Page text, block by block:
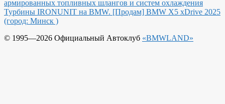
армированных топливных шлангов и систем охлаждения
Турбины IRONUNIT на BMW. [Продам] BMW X5 xDrive 2025
(город: Минск )
© 1995—2026 Официальный Автоклуб «BMWLAND»